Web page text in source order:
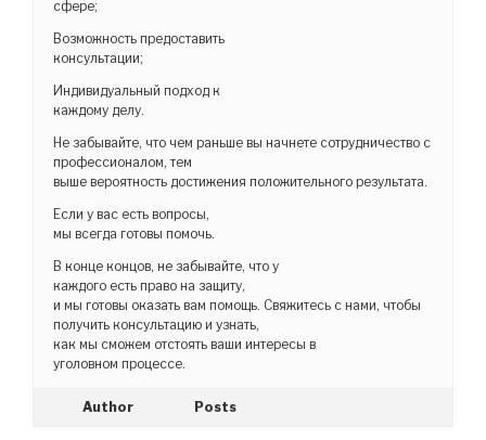
сфере;
Возможность предоставить
консультации;
Индивидуальный подход к
каждому делу.
Не забывайте, что чем раньше вы начнете сотрудничество с
профессионалом, тем
выше вероятность достижения положительного результата.
Если у вас есть вопросы,
мы всегда готовы помочь.
В конце концов, не забывайте, что у
каждого есть право на защиту,
и мы готовы оказать вам помощь. Свяжитесь с нами, чтобы
получить консультацию и узнать,
как мы сможем отстоять ваши интересы в
уголовном процессе.
Author Posts